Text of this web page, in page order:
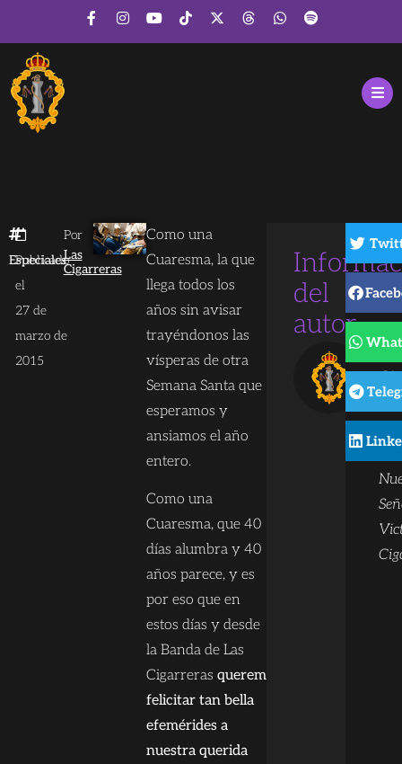
Especiales
Publicado
el
27 de
marzo de
2015
Por
Las
Cigarreras
Como una
Cuaresma, la que
llega todos los
años sin avisar
trayéndonos las
vísperas de otra
Semana Santa que
esperamos y
ansiamos el año
entero.
Como una
Cuaresma, que 40
días alumbra y 40
años parece, y es
por eso que en
estos días y desde
la Banda de Las
Cigarreras queremos
felicitar tan bella
efemérides a
nuestra querida
del
autor